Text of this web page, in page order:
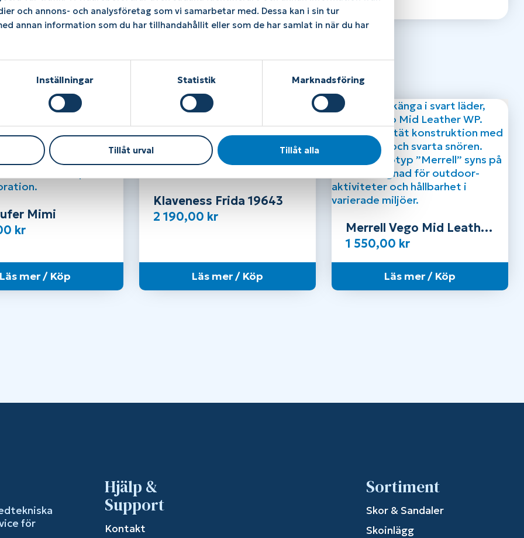
och annons- och analysföretag som vi samarbetar med. Dessa kan i sin tur
annan information som du har tillhandahållit eller som de har samlat in när du har
Inställningar Statistik Marknadsföring
Tillåt urval Tillåt alla
Mimi
kr
Läs mer / Köp
Klaveness Frida 19643
2 190,00 kr
Läs mer / Köp
Merrell Vego Mid Leather
Waterproof – Herr
1 550,00 kr
Läs mer / Köp
för
Hjälp &
Support
Kontakt
Sortiment
Skor & Sandaler
Skoinlägg